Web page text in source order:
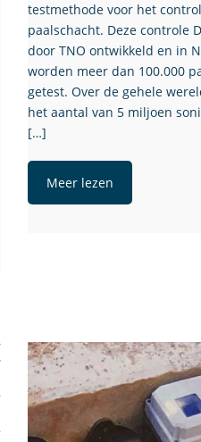
testmethode voor het
paalschacht. Deze controle
door TNO ontwikkeld en in
worden meer dan 100.000
getest. Over de gehele
het aantal van 5 miljoen
[…]
Meer lezen